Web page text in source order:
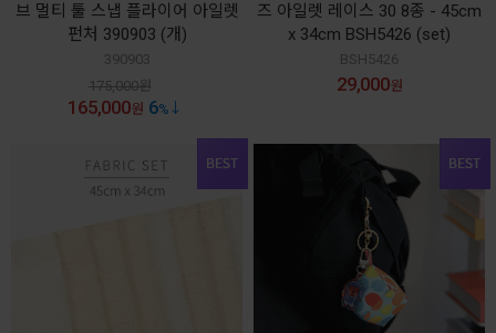
브 멀티 툴 스냅 플라이어 아일렛
펀처 390903 (개)
390903
175,000원
165,000원 6%
즈 아일렛 레이스 30 8종 - 45cm
x 34cm BSH5426 (set)
BSH5426
29,000원